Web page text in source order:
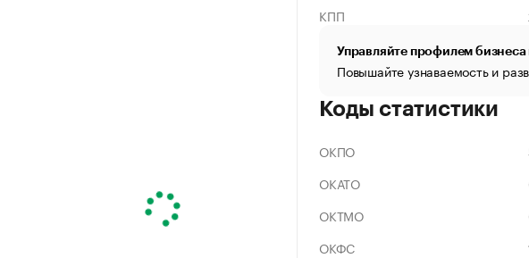
КПП
Управляйте профилем бизнеса
Повышайте узнаваемость и
Коды статистики
ОКПО
ОКАТО
ОКТМО
ОКФС